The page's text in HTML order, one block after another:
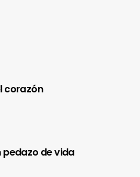
corazón
pedazo de vida